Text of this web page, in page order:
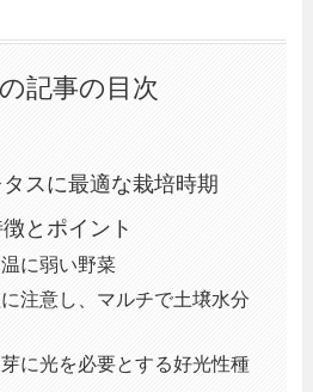
記事の目次
スに最適な栽培時期
とポイント
に弱い野菜
注意し、マルチで土壌水分
に光を必要とする好光性種